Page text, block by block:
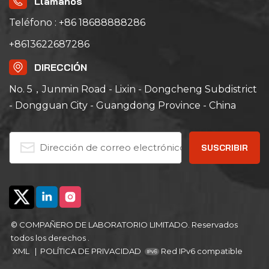
Teléfono : +86 18688888286
+8613622687286
DIRECCIÓN
No. 5，Junmin Road - Lixin - Dongcheng Subdistrict
- Dongguan City - Guangdong Province - China
© COMPAÑERO DE LABORATORIO LIMITADO. Reservados
todos los derechos .
XML
| POLÍTICA DE PRIVACIDAD Red IPv6 compatible